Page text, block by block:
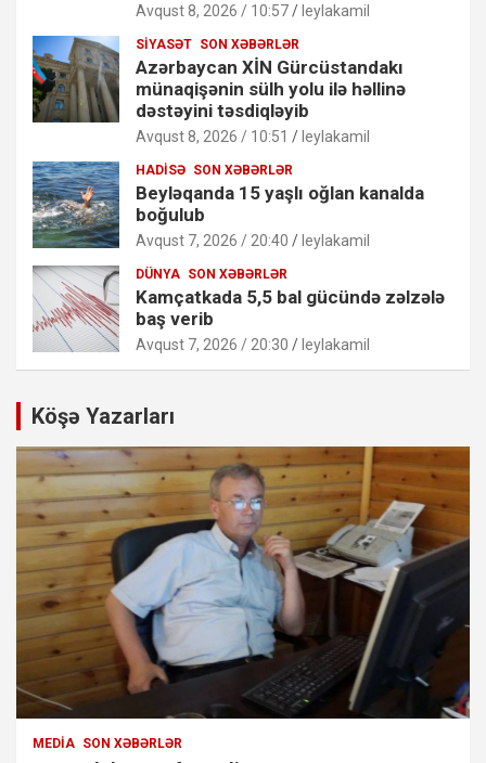
Avqust 8, 2026 / 10:57 leylakamil
SIYASƏT SON XƏBƏRLƏR
Azərbaycan XİN Gürcüstandakı
münaqişənin sülh yolu ilə həllinə
dəstəyini təsdiqləyib
Avqust 8, 2026 / 10:51 leylakamil
HADISƏ SON XƏBƏRLƏR
Beyləqanda 15 yaşlı oğlan kanalda
boğulub
Avqust 7, 2026 / 20:40 leylakamil
DÜNYA SON XƏBƏRLƏR
Kamçatkada 5,5 bal gücündə zəlzələ
baş verib
Avqust 7, 2026 / 20:30 leylakamil
Köşə Yazarları
MEDIA SON XƏBƏRLƏR